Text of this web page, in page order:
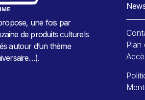
une fois par
de produits culturels
autour d’un thème
Plan